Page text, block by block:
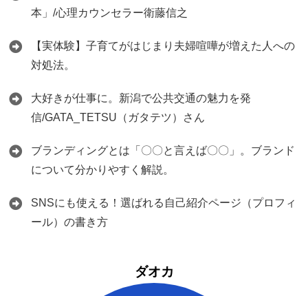
本」/心理カウンセラー衛藤信之
【実体験】子育てがはじまり夫婦喧嘩が増えた人への
対処法。
大好きが仕事に。新潟で公共交通の魅力を発
信/GATA_TETSU（ガタテツ）さん
ブランディングとは「〇〇と言えば〇〇」。ブランド
について分かりやすく解説。
SNSにも使える！選ばれる自己紹介ページ（プロフィ
ール）の書き方
ダオカ